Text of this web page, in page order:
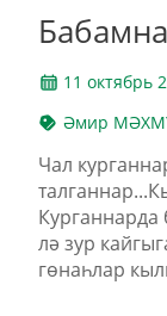
11 октябрь
Әмир
Чал
лә зур
гөнаһлар